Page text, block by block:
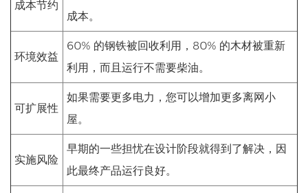
成本节约
成本。
环境效益
60% 的钢铁被回收利用，80% 的木材被重新
利用，而且运行不需要柴油。
可扩展性
如果需要更多电力，您可以增加更多离网小
屋。
实施风险
早期的一些担忧在设计阶段就得到了解决，因
此最终产品运行良好。